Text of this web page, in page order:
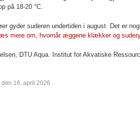
på 18-20 °C.
gyder suderen undertiden i august. Det er
mere om, hvornår æggene klækker og
DTU Aqua. Institut for Akvatiske
den 16. april 2026